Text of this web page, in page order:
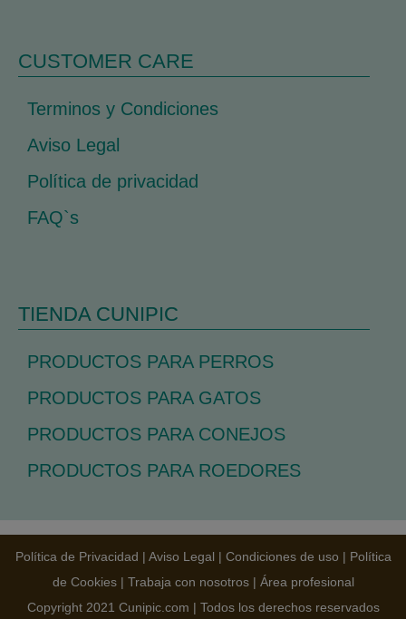
CUSTOMER CARE
Terminos y Condiciones
Aviso Legal
Política de privacidad
FAQ`s
TIENDA CUNIPIC
PRODUCTOS PARA PERROS
PRODUCTOS PARA GATOS
PRODUCTOS PARA CONEJOS
PRODUCTOS PARA ROEDORES
Política de Privacidad | Aviso Legal | Condiciones de uso | Política
de Cookies| Trabaja con nosotros| Área profesional
Copyright 2021 Cunipic.com | Todos los derechos reservados